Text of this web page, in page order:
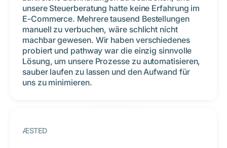
unsere Steuerberatung hatte keine Erfahrung im
E-Commerce. Mehrere tausend Bestellungen
manuell zu verbuchen, wäre schlicht nicht
machbar gewesen. Wir haben verschiedenes
probiert und pathway war die einzig sinnvolle
Lösung, um unsere Prozesse zu automatisieren,
sauber laufen zu lassen und den Aufwand für
uns zu minimieren.
ÆSTED